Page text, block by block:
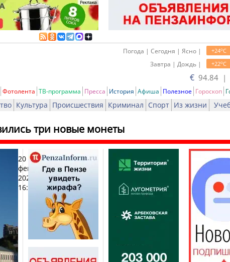
+24oC
Погода | Сегодня | Ясно |
+22oC
Завтра | Дождь |
€ 94.84 |
Фотолента ТВ-программа Пресса История Афиша Полезное Гороскоп
Культура Происшествия Криминал Спорт Из жизни
три новые монеты
20
февраля
2023,
16:40
Печать